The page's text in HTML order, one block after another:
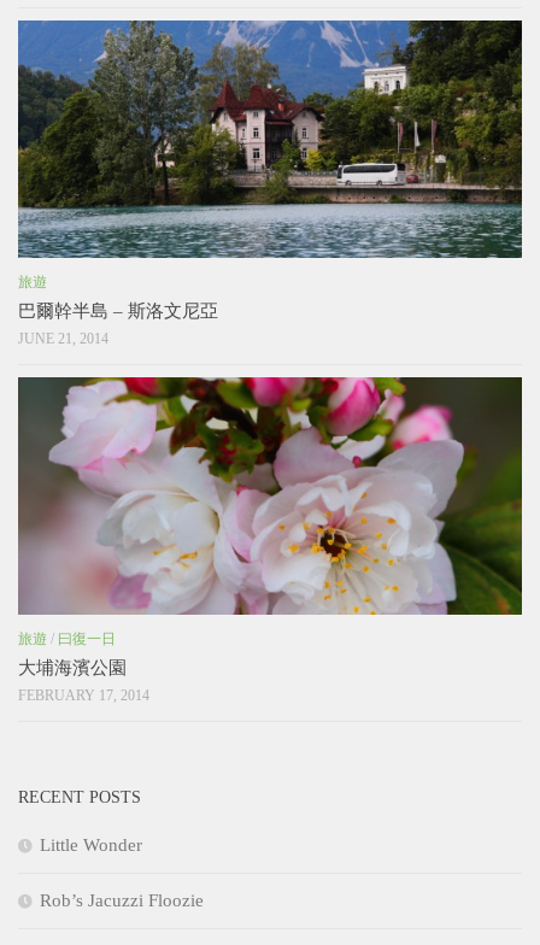
旅遊
巴爾幹半島 – 斯洛文尼亞
JUNE 21, 2014
旅遊 / 曰復一日
大埔海濱公園
FEBRUARY 17, 2014
RECENT POSTS
Little Wonder
Rob’s Jacuzzi Floozie